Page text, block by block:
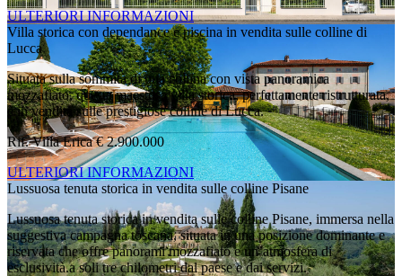
ULTERIORI INFORMAZIONI
Villa storica con dependance e piscina in vendita sulle colline di
Lucca
Situata sulla sommità di una collina con vista panoramica
mozzafiato, questa maestosa villa storica, perfettamente ristrutturata,
è in vendita sulle prestigiose colline di Lucca.
Rif. Villa Erica€ 2.900.000
ULTERIORI INFORMAZIONI
Lussuosa tenuta storica in vendita sulle colline Pisane
Lussuosa tenuta storica in vendita sulle colline Pisane, immersa nella
suggestiva campagna toscana, situata in una posizione dominante e
riservata che offre panorami mozzafiato e un’atmosfera di
esclusività.a soli tre chilometri dal paese e dai servizi.